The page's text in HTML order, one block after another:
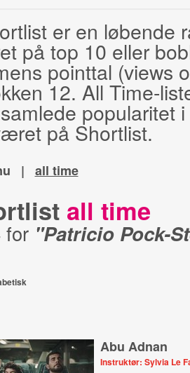
er en løbende
på top 10 eller
pointtal (views
12. All Time-
popularitet
på Shortlist.
| all time
all time
for "Patricio Pock-
Abu Adnan
Instruktør: Sylvia Le